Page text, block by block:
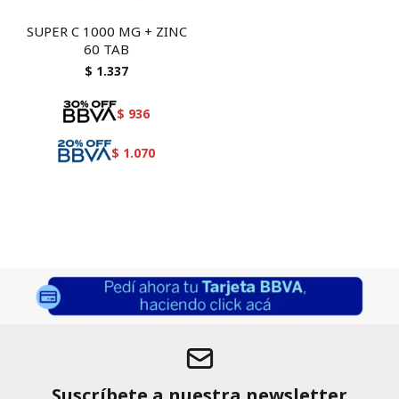
SUPER C 1000 MG + ZINC
60 TAB
$ 1.337
$ 936
$ 1.070